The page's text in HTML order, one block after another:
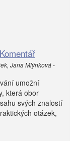
Jana Mlýnková -
umožní
která obor
svých znalostí
otázek,